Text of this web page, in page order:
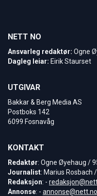
NETT NO
Ansvarleg redaktør: Ogne
Dagleg leiar: Eirik Staurset
UTGIVAR
Bakkar & Berg Media AS
Postboks 142
6099 Fosnavåg
KONTAKT
Redaktør: Ogne Øyehaug /
Journalist: Marius Rosbach
Redaksjon: -
Annonse: - annonse@nett.no